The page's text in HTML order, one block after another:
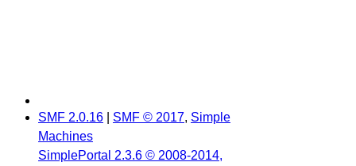
SMF 2.0.16 SMF © 2017, Simple
Machines
SimplePortal 2.3.6 © 2008-2014,